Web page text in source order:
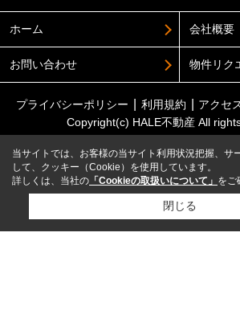
ホーム 会社概要
お問い合わせ 物件リク
プライバシーポリシー 利用規約 アクセ
Copyright(c) HALE不動産 All
当サイトでは、お客様の当サイト利用状況把握、サ
して、クッキー（Cookie）を使用しています。
詳しくは、当社の 「Cookieの取扱いについて」 をご
閉じる